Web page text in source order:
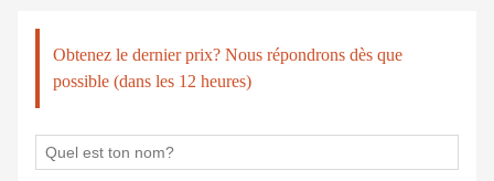
Obtenez le dernier prix? Nous répondrons dès que
possible (dans les 12 heures)